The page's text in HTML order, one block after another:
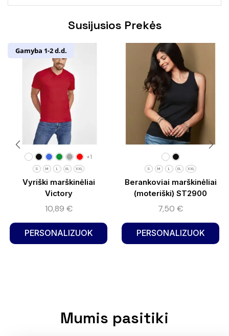
Susijusios Prekės
Gamyba 1-2 d.d.
+1
S M L XL XXL
Vyriški marškinėliai
Victory
10,89 €
PERSONALIZUOK
S M L XL XXL
Berankoviai marškinėliai
(moteriški) ST2900
7,50 €
PERSONALIZUOK
Mumis pasitiki